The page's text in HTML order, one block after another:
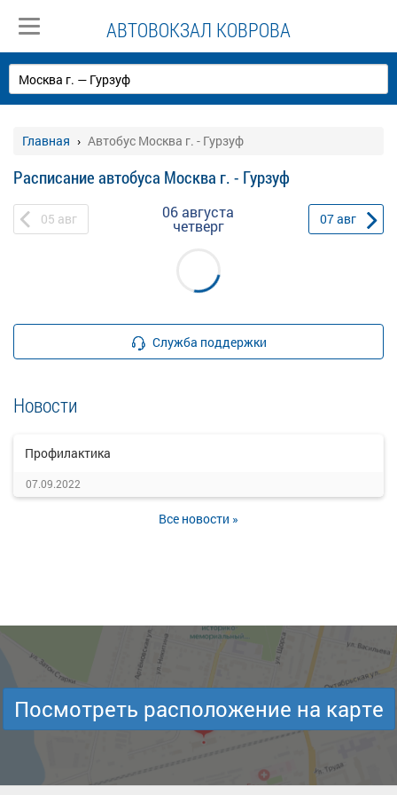
АВТОВОКЗАЛ КОВРОВА
Главная Автобус Москва г. - Гурзуф
Расписание автобуса Москва г. - Гурзуф
05 авг 06 августа
четверг 07авг
Служба поддержки
Новости
Профилактика
07.09.2022
Все новости »
Посмотреть расположение на карте